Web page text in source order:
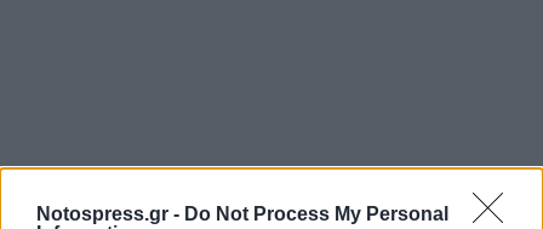
Notospress.gr - Do Not Process My Personal